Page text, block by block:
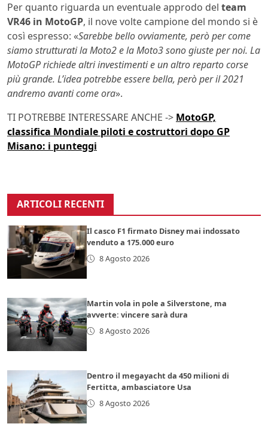
Per quanto riguarda un eventuale approdo del team
VR46 in MotoGP, il nove volte campione del mondo si è
così espresso: «Sarebbe bello ovviamente, però per come
siamo strutturati la Moto2 e la Moto3 sono giuste per noi. La
MotoGP richiede altri investimenti e un altro reparto corse
più grande. L’idea potrebbe essere bella, però per il 2021
andremo avanti come ora».
TI POTREBBE INTERESSARE ANCHE -> MotoGP,
classifica Mondiale piloti e costruttori dopo GP
Misano: i punteggi
ARTICOLI RECENTI
Il casco F1 firmato Disney mai indossato
venduto a 175.000 euro
8 Agosto 2026
Martin vola in pole a Silverstone, ma
avverte: vincere sarà dura
8 Agosto 2026
Dentro il megayacht da 450 milioni di
Fertitta, ambasciatore Usa
8 Agosto 2026